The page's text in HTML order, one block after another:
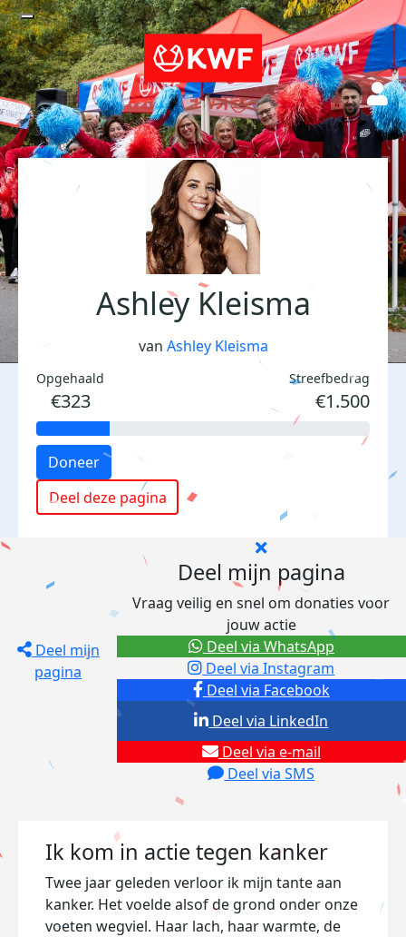
Ashley Kleisma
van Ashley Kleisma
Opgehaald
€323
Streefbedrag
€1.500
Doneer
Deel deze pagina
Deel mijn
pagina
Deel mijn pagina
Vraag veilig en snel om donaties voor
jouw actie
Deel via Facebook
Deel via Instagram
Deel via e-mail
Deel via SMS
Deel via LinkedIn
Deel via WhatsApp
Ik kom in actie tegen kanker
Twee jaar geleden verloor ik mijn tante aan
kanker. Het voelde alsof de grond onder onze
voeten wegviel. Haar lach, haar warmte, de